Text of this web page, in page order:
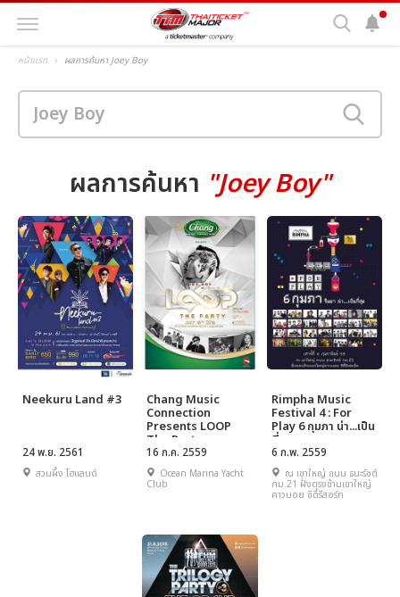
หน้าแรก ผลการค้นหา Joey Boy
ผลการค้นหา "Joey Boy"
Neekuru Land #3
24 พ.ย. 2561
สวนผึ้ง ไฮแลนด์
Chang Music
Connection
Presents LOOP
The Party
16 ก.ค. 2559
Ocean Marina Yacht
Club
Rimpha Music
Festival 4 : For
Play 6 กุมภา น่า...เป็น
ที่สุด
6 ก.พ. 2559
ณ เขาใหญ่ ถนน ธนะรัชต์
กม.21 ฝั่งตรงข้ามเขาใหญ่
คาวบอย ซิตี้รีสอร์ท